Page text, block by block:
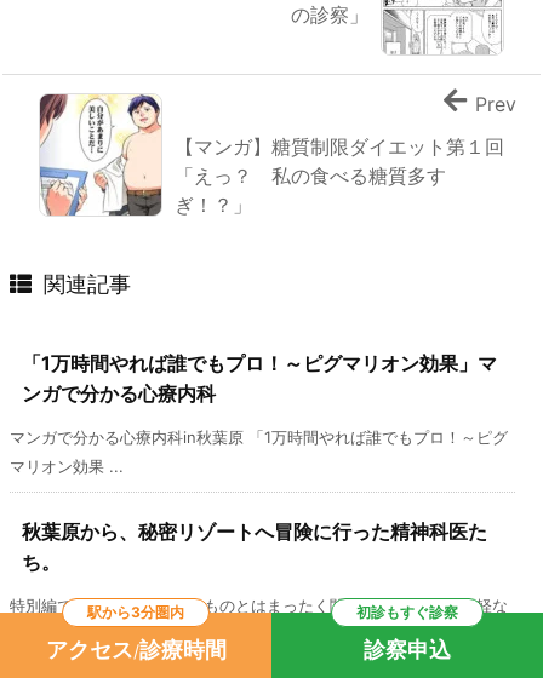
の診察」
【マンガ】糖質制限ダイエット第１回
「えっ？ 私の食べる糖質多す
ぎ！？」
Prev
関連記事
「1万時間やれば誰でもプロ！～ピグマリオン効果」マ
ンガで分かる心療内科
マンガで分かる心療内科in秋葉原 「1万時間やれば誰でもプロ！～ピグ
マリオン効果 ...
秋葉原から、秘密リゾートへ冒険に行った精神科医た
ち。
特別編です。 心療内科そのものとはまったく関係ありません。 気軽な
駅から3分圏内
アクセス/診療時間
初診もすぐ診察
診察申込